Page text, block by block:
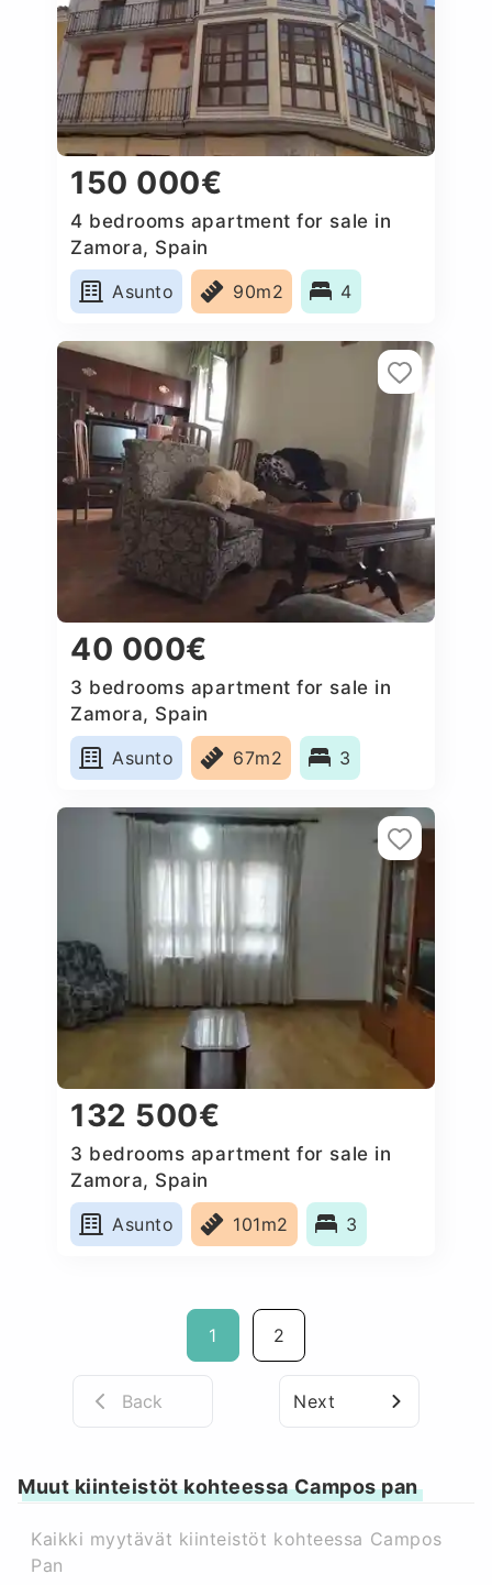
150 000€
4 bedrooms apartment for sale in
Zamora, Spain
Asunto
90m2 4
40 000€
3 bedrooms apartment for sale in
Zamora, Spain
Asunto
67m2 3
132 500€
3 bedrooms apartment for sale in
Zamora, Spain
Asunto
101m2 3
1 2
Back Next
Muut kiinteistöt kohteessa Campos pan
Kaikki myytävät kiinteistöt kohteessa Campos
Pan